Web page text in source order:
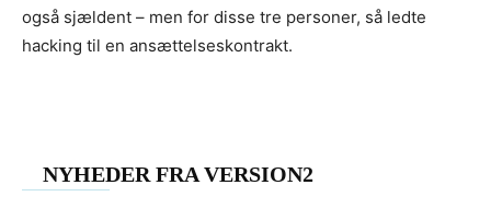
også sjældent – men for disse tre personer, så ledte
hacking til en ansættelseskontrakt.
NYHEDER FRA VERSION2